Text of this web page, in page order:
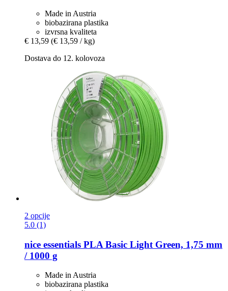
Made in Austria
biobazirana plastika
izvrsna kvaliteta
€ 13,59 (€ 13,59 / kg)
Dostava do 12. kolovoza
2 opcije
5.0 (1)
nice essentials PLA Basic Light Green, 1,75 mm
/ 1000 g
Made in Austria
biobazirana plastika